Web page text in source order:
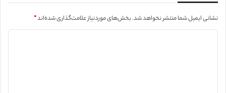
نشانی ایمیل شما منتشر نخواهد شد.بخش‌های موردنیاز علامت‌گذاری شده‌اند*